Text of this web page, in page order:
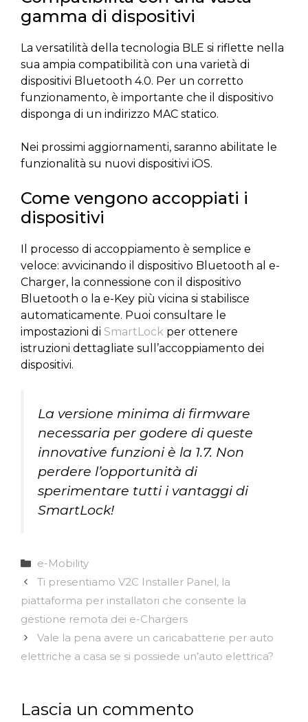
gamma di dispositivi
La versatilità della tecnologia BLE si riflette nella
sua ampia compatibilità con una varietà di
dispositivi Bluetooth 4.0. Per un corretto
funzionamento, è importante che il dispositivo
disponga di un indirizzo MAC statico.
Nei prossimi aggiornamenti, saranno abilitate le
funzionalità su nuovi dispositivi iOS.
Come vengono accoppiati i
dispositivi
Il processo di accoppiamento è semplice e
veloce: avvicinando il dispositivo Bluetooth al e-
Charger, la connessione con il dispositivo
Bluetooth o la e-Key più vicina si stabilisce
automaticamente. Puoi consultare le
impostazioni di SmartLock per ottenere
istruzioni dettagliate sull’accoppiamento dei
dispositivi.
La versione minima di firmware
necessaria per godere di queste
innovative funzioni è la 1.7. Non
perdere l’opportunità di
sperimentare tutti i vantaggi di
SmartLock!
Categorie
e-Mobility
Ti presentiamo V2C Installer Panel, la
piattaforma per installatori che consente la
gestione remota dei e-Chargers
Vale la pena avere un caricabatterie per auto
elettriche a casa se si possiede un’auto elettrica?
Lascia un commento